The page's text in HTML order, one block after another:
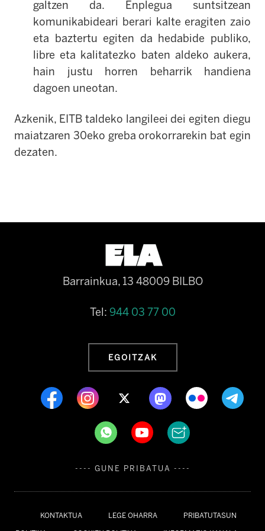
galtzen da. Enplegua suntsitzean
komunikabideari berari kalte eragiten zaio
eta baztertu egiten da hedabide publiko,
libre eta kalitatezko baten aldeko aukera,
hain justu horren beharrik handiena
dagoen uneotan.
Azkenik, EITB taldeko langileei dei egiten diegu
maiatzaren 30eko greba orokorrarekin bat egin
dezaten.
KONTAKTUA LEGE OHARRA PRIBATUTASUN
Barrainkua, 13 48009 BILBO
Tel: 944 03 77 00
EGOITZAK
---- GUNE PRIBATUA ----